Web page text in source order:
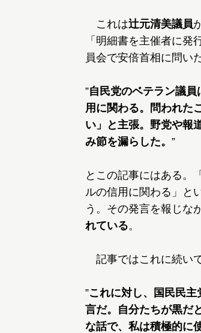
これは辻元清美議員
「明細書を主催者に
員会で安倍首相に問い
”自民党のベテラン議
用に関わる。問われた
い」と主張。野党や報
み節を漏らした。 ”
とこの記事にはある。
ルの信用に関わる」と
う。その発言を報じな
れている。
記事ではこれに続いて
”これに対し、国民民
言だ。自分たちが黒だ
な話で、私は積極的に